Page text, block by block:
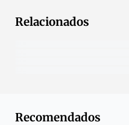
Relacionados
Recomendados